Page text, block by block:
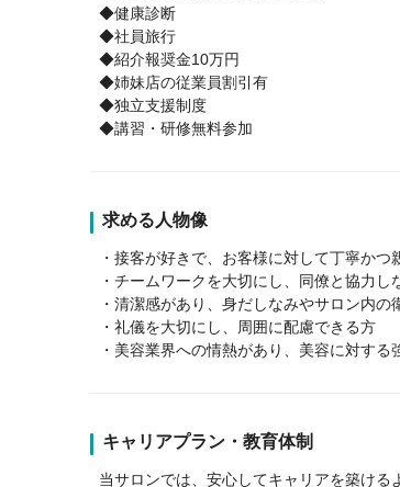
◆健康診断
◆社員旅行
◆紹介報奨金10万円
◆姉妹店の従業員割引有
◆独立支援制度
◆講習・研修無料参加
求める人物像
・接客が好きで、お客様に対して丁寧かつ
・チームワークを大切にし、同僚と協力し
・清潔感があり、身だしなみやサロン内
・礼儀を大切にし、周囲に配慮できる方
・美容業界への情熱があり、美容に対す
キャリアプラン・教育体制
当サロンでは、安心してキャリアを築け